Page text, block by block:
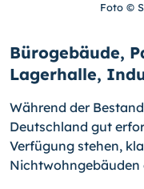
Foto ©
Bürogebäude,
Lagerhalle,
Während der
Deutschland gut
Verfügung stehen,
Nichtwohngebäuden